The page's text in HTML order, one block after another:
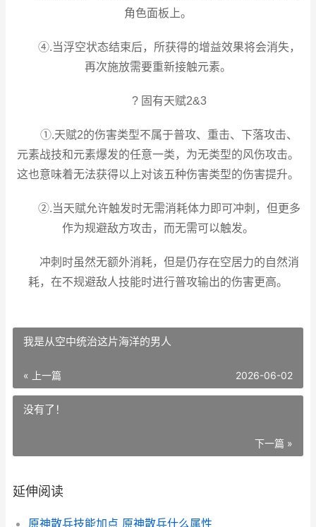
角色面板上。
④.当浮空状态结束后，所获得的增益效果将会消失，
再次施放需要重新接触元素。
? 固有天赋2&3
①.天赋2的伤害类型不属于普攻、重击、下落攻击、
元素战技和元素爆发的任意一类，为无类型的风伤攻击。
这也意味着无法获得以上对该五种伤害类型的伤害提升。
②.当天赋允许触发时无需消耗体力即可冲刺，但更多
作为规避敌方攻击，而无需可以触发。
冲刺时虽然无额外消耗，但是仍存在空居力的自然消
耗，在不规避敌人技能时进行普攻输出的伤害更高。
我是从空中统治这片海洋的男人
« 上一篇 2026-06-02
没有了！
下一篇 »
延伸阅读
原神散兵技能加点 原神散兵什么属性